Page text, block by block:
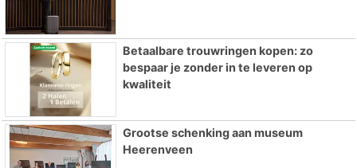
Betaalbare trouwringen kopen: zo
bespaar je zonder in te leveren op
kwaliteit
Grootse schenking aan museum
Heerenveen